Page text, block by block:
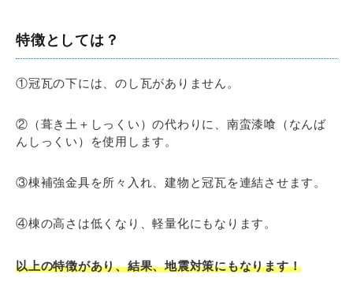
特徴としては？
①冠瓦の下には、のし瓦がありません。
②（葺き土＋しっくい）の代わりに、南蛮漆喰（なんば
んしっくい）を使用します。
③棟補強金具を所々入れ、建物と冠瓦を連結させます。
④棟の高さは低くなり、軽量化にもなります。
以上の特徴があり、結果、地震対策にもなります！